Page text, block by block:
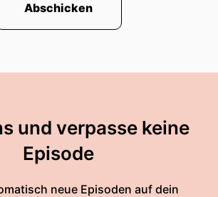
Abschicken
und verpasse keine
Episode
neue Episoden auf dein